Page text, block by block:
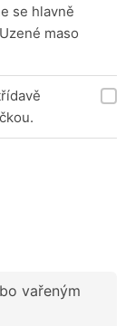
se hlavně
maso
vařeným